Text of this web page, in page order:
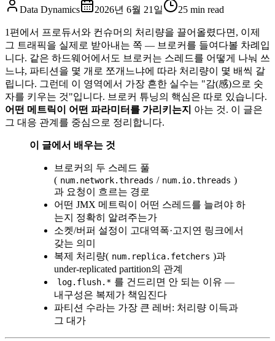
Data Dynamics 2026년 6월 21일 25 min read
1편에서 프로듀서와 컨슈머의 처리량을 끌어올렸다면, 이제
그 트래픽을 실제로 받아내는 쪽 — 브로커를 들여다볼 차례입
니다. 같은 하드웨어에서도 브로커는 스레드를 어떻게 나눠 쓰
느냐, 파티션을 몇 개로 쪼개느냐에 따라 처리량이 몇 배씩 갈
립니다. 그런데 이 영역에서 가장 흔한 실수는 "감(感)으로 숫
자를 키우는 것"입니다. 브로커 튜닝의 핵심은 따로 있습니다.
어떤 메트릭이 어떤 파라미터를 가리키는지 아는 것. 이 글은
그 대응 관계를 중심으로 정리합니다.
이 글에서 배우는 것
브로커의 두 스레드 풀
( num.network.threads / num.io.threads )
과 요청이 흐르는 경로
어떤 JMX 메트릭이 어떤 스레드를 늘려야 하
는지 정확히 알려주는가
소켓/버퍼 설정이 고대역폭·고지연 링크에서
갖는 의미
복제 처리량( num.replica.fetchers )과
under-replicated partition의 관계
log.flush.* 를 건드리면 안 되는 이유 —
내구성은 복제가 책임진다
파티션 수라는 가장 큰 레버: 처리량 이득과
그 대가